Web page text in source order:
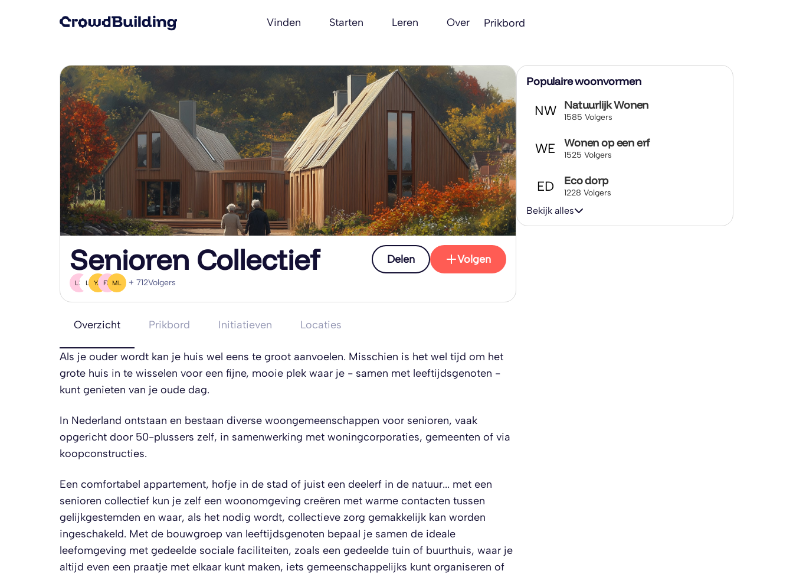
Vinden Starten Leren Over Prikbord
Senioren Collectief Delen Volgen
LB L( YA FB ML + 712Volgers
Overzicht Prikbord Initiatieven Locaties
Als je ouder wordt kan je huis wel eens te groot aanvoelen. Misschien is het wel tijd om het
grote huis in te wisselen voor een fijne, mooie plek waar je - samen met leeftijdsgenoten -
kunt genieten van je oude dag.
In Nederland ontstaan en bestaan diverse woongemeenschappen voor senioren, vaak
opgericht door 50-plussers zelf, in samenwerking met woningcorporaties, gemeenten of via
koopconstructies.
Een comfortabel appartement, hofje in de stad of juist een deelerf in de natuur... met een
senioren collectief kun je zelf een woonomgeving creëren met warme contacten tussen
gelijkgestemden en waar, als het nodig wordt, collectieve zorg gemakkelijk kan worden
ingeschakeld. Met de bouwgroep van leeftijdsgenoten bepaal je samen de ideale
leefomgeving met gedeelde sociale faciliteiten, zoals een gedeelde tuin of buurthuis, waar je
altijd even een praatje met elkaar kunt maken, iets gemeenschappelijks kunt organiseren of
Populaire woonvormen
NW Natuurlijk Wonen
1585 Volgers
WE Wonen op een erf
1525 Volgers
ED Eco dorp
1228 Volgers
Bekijk alles